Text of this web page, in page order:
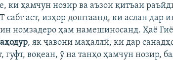
ки ҳамчун нозир ва аъзои қитъаи
аст, изҳор доштаанд, ки аслан дар
номзадеро ҳам намешиносанд. Ҳаё
, як ҷавони маҳаллӣ, ки дар
гуфт, воқеан, ӯ на танҳо ҳамчун нозир,